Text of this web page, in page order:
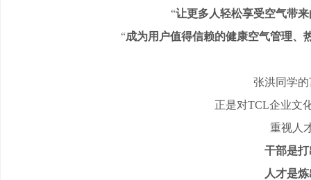
“让更多人轻松享受空气带
“成为用户值得信赖的健康空气管理、
张洪同学
正是对TCL企业文
重视人
干部是
人才是